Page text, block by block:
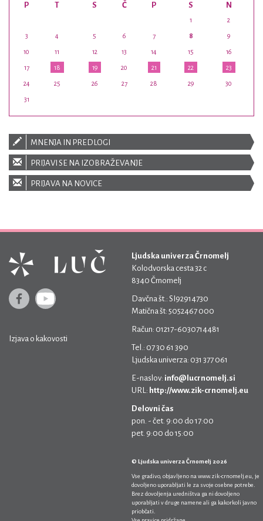
P T S Č P S N
1 2
3 4 5 6 7 8 9
10 11 12 13 14 15 16
17 18 19 20 21 22 23
24 25 26 27 28 29 30
31
MNENJA IN PREDLOGI
PRIJAVI SE NA IZOBRAŽEVANJE
PRIJAVA NA NOVICE
Izjava o kakovosti
Ljudska univerza Črnomelj
Kolodvorska cesta 32 c
8340 Črnomelj
Davčna št.: SI92914730
Matična št: 5052467 000
Račun: 01217-6030714481
Tel.: 07 30 61 390
Ljudska univerza: 031 377 061
E-naslov: info@lucrnomelj.si
URL: http://www.zik-crnomelj.eu
Delovni čas
pon. - čet. 9:00 do 17:00
pet. 9:00 do 15:00
© Ljudska univerza Črnomelj 2026
Vse gradivo, objavljeno na www.zik-crnomelj.eu , je
dovoljeno uporabljati le za svoje osebne potrebe.
Brez dovoljenja uredništva ga ni dovoljeno
uporabljati v druge namene ali ga kakorkoli javno
priobčati.